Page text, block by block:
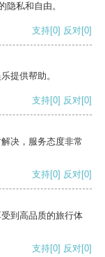
隐私和自由。
支持[0] 反对[0]
提供帮助。
支持[0] 反对[0]
决，服务态度非常
支持[0] 反对[0]
到高品质的旅行体
支持[0] 反对[0]